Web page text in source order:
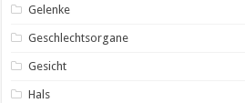
Gelenke
Geschlechtsorgane
Gesicht
Hals